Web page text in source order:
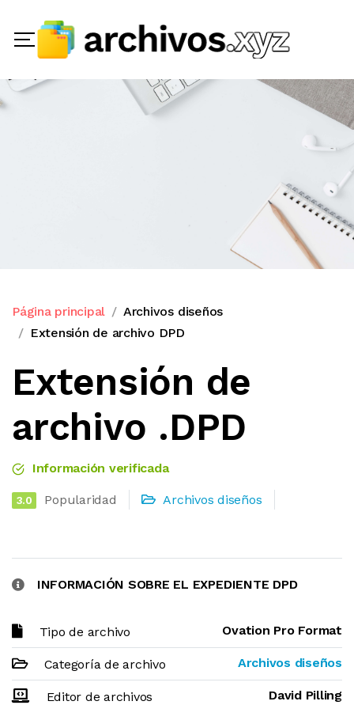
Página principal
Archivos diseños
Extensión de archivo DPD
Extensión de
archivo .DPD
Información verificada
3.0 Popularidad Archivos diseños
INFORMACIÓN SOBRE EL EXPEDIENTE DPD
Tipo de archivo Ovation Pro Format
Categoría de archivo Archivos diseños
Editor de archivos David Pilling